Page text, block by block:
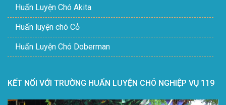
Huấn Luyện Chó Akita
Huấn luyện chó Cỏ
Huấn Luyện Chó Doberman
KẾT NỐI VỚI TRƯỜNG HUẤN LUYỆN CHÓ NGHIỆP VỤ 119